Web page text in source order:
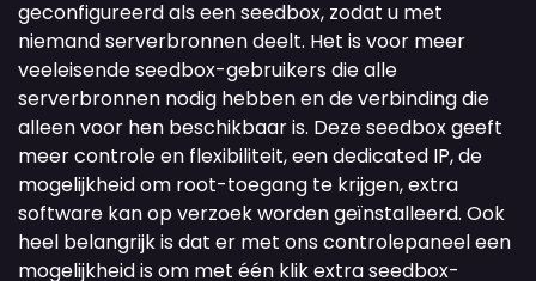
geconfigureerd als een seedbox, zodat u met
niemand serverbronnen deelt. Het is voor meer
veeleisende seedbox-gebruikers die alle
serverbronnen nodig hebben en de verbinding die
alleen voor hen beschikbaar is. Deze seedbox geeft
meer controle en flexibiliteit, een dedicated IP, de
mogelijkheid om root-toegang te krijgen, extra
software kan op verzoek worden geïnstalleerd. Ook
heel belangrijk is dat er met ons controlepaneel een
mogelijkheid is om met één klik extra seedbox-